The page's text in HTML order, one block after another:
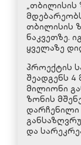
„თბილისის
თბილისის
ნაკვეთზე.
ყველაზე
პროექტის
შეადგენს
მილიონი
ზონის
დარჩენილი
და